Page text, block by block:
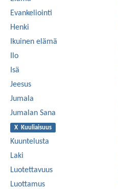
Evankeliointi
Henki
Ikuinen elämä
Ilo
Isä
Jeesus
Jumala
Jumalan Sana
X Kuuliaisuus
Kuuntelusta
Laki
Luotettavuus
Luottamus